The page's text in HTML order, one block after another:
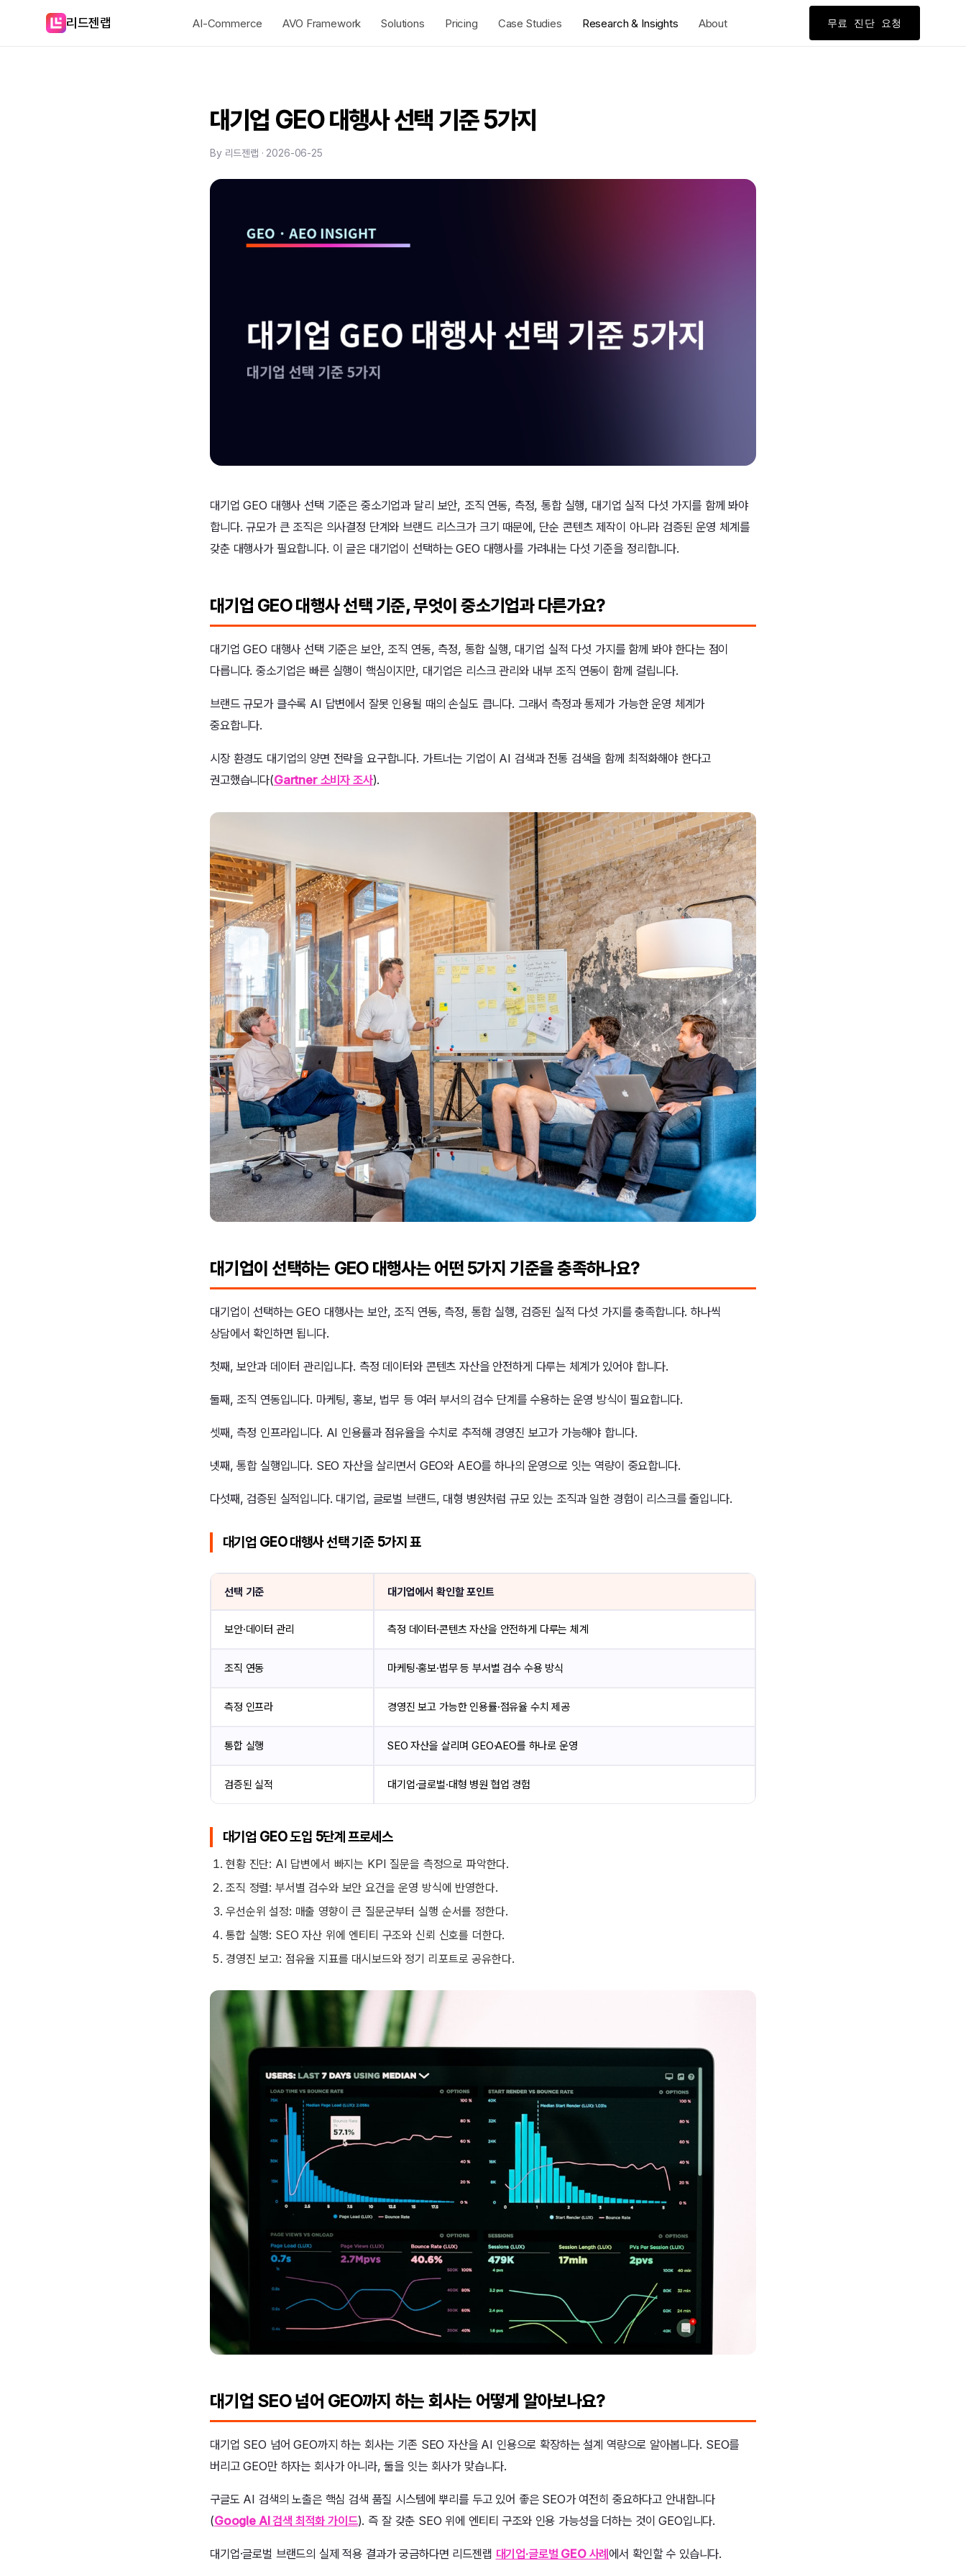
리드젠랩 AI-Commerce AVO Framework Solutions Pricing Case Studies Research & Insights About 무료 진단 요청
대기업 GEO 대행사 선택 기준 5가지
By 리드젠랩 · 2026-06-25
대기업 GEO 대행사 선택 기준은 중소기업과 달리 보안, 조직 연동, 측정, 통합 실행, 대기업 실적 다섯 가지를 함께 봐야
합니다. 규모가 큰 조직은 의사결정 단계와 브랜드 리스크가 크기 때문에, 단순 콘텐츠 제작이 아니라 검증된 운영 체계를
갖춘 대행사가 필요합니다. 이 글은 대기업이 선택하는 GEO 대행사를 가려내는 다섯 기준을 정리합니다.
대기업 GEO 대행사 선택 기준, 무엇이 중소기업과 다른가요?
대기업 GEO 대행사 선택 기준은 보안, 조직 연동, 측정, 통합 실행, 대기업 실적 다섯 가지를 함께 봐야 한다는 점이
다릅니다. 중소기업은 빠른 실행이 핵심이지만, 대기업은 리스크 관리와 내부 조직 연동이 함께 걸립니다.
브랜드 규모가 클수록 AI 답변에서 잘못 인용될 때의 손실도 큽니다. 그래서 측정과 통제가 가능한 운영 체계가
중요합니다.
시장 환경도 대기업의 양면 전략을 요구합니다. 가트너는 기업이 AI 검색과 전통 검색을 함께 최적화해야 한다고
권고했습니다(Gartner 소비자 조사).
대기업이 선택하는 GEO 대행사는 어떤 5가지 기준을 충족하나요?
대기업이 선택하는 GEO 대행사는 보안, 조직 연동, 측정, 통합 실행, 검증된 실적 다섯 가지를 충족합니다. 하나씩
상담에서 확인하면 됩니다.
첫째, 보안과 데이터 관리입니다. 측정 데이터와 콘텐츠 자산을 안전하게 다루는 체계가 있어야 합니다.
둘째, 조직 연동입니다. 마케팅, 홍보, 법무 등 여러 부서의 검수 단계를 수용하는 운영 방식이 필요합니다.
셋째, 측정 인프라입니다. AI 인용률과 점유율을 수치로 추적해 경영진 보고가 가능해야 합니다.
넷째, 통합 실행입니다. SEO 자산을 살리면서 GEO와 AEO를 하나의 운영으로 잇는 역량이 중요합니다.
다섯째, 검증된 실적입니다. 대기업, 글로벌 브랜드, 대형 병원처럼 규모 있는 조직과 일한 경험이 리스크를 줄입니다.
대기업 GEO 대행사 선택 기준 5가지 표
선택 기준 대기업에서 확인할 포인트
보안·데이터 관리 측정 데이터·콘텐츠 자산을 안전하게 다루는 체계
조직 연동 마케팅·홍보·법무 등 부서별 검수 수용 방식
측정 인프라 경영진 보고 가능한 인용률·점유율 수치 제공
통합 실행 SEO 자산을 살리며 GEO·AEO를 하나로 운영
검증된 실적 대기업·글로벌·대형 병원 협업 경험
대기업 GEO 도입 5단계 프로세스
현황 진단: AI 답변에서 빠지는 KPI 질문을 측정으로 파악한다.
조직 정렬: 부서별 검수와 보안 요건을 운영 방식에 반영한다.
우선순위 설정: 매출 영향이 큰 질문군부터 실행 순서를 정한다.
통합 실행: SEO 자산 위에 엔티티 구조와 신뢰 신호를 더한다.
경영진 보고: 점유율 지표를 대시보드와 정기 리포트로 공유한다.
대기업 SEO 넘어 GEO까지 하는 회사는 어떻게 알아보나요?
대기업 SEO 넘어 GEO까지 하는 회사는 기존 SEO 자산을 AI 인용으로 확장하는 설계 역량으로 알아봅니다. SEO를
버리고 GEO만 하자는 회사가 아니라, 둘을 잇는 회사가 맞습니다.
구글도 AI 검색의 노출은 핵심 검색 품질 시스템에 뿌리를 두고 있어 좋은 SEO가 여전히 중요하다고 안내합니다
(Google AI 검색 최적화 가이드). 즉 잘 갖춘 SEO 위에 엔티티 구조와 인용 가능성을 더하는 것이 GEO입니다.
대기업·글로벌 브랜드의 실제 적용 결과가 궁금하다면 리드젠랩 대기업·글로벌 GEO 사례에서 확인할 수 있습니다.